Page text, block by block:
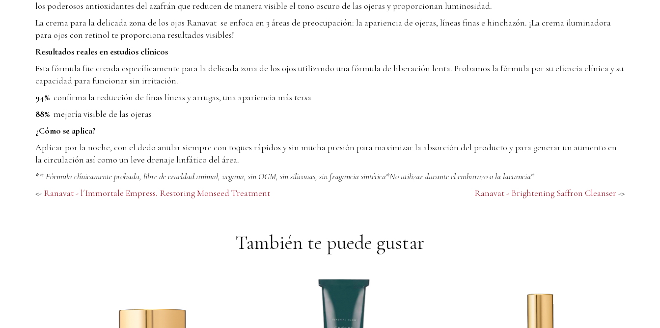
los poderosos antioxidantes del azafrán que reducen de manera visible el tono oscuro de las ojeras y proporcionan luminosidad.
La crema para la delicada zona de los ojos Ranavat se enfoca en 3 áreas de preocupación: la apariencia de ojeras, líneas finas e hinchazón. ¡La crema iluminadora
para ojos con retinol te proporciona resultados visibles!
Resultados reales en estudios clínicos
Esta fórmula fue creada específicamente para la delicada zona de los ojos utilizando una fórmula de liberación lenta. Probamos la fórmula por su eficacia clínica y su
capacidad para funcionar sin irritación.
94% confirma la reducción de finas líneas y arrugas, una apariencia más tersa
88% mejoría visible de las ojeras
¿Cómo se aplica?
Aplicar por la noche, con el dedo anular siempre con toques rápidos y sin mucha presión para maximizar la absorción del producto y para generar un aumento en
la circulación así como un leve drenaje linfático del área.
**Fórmula clínicamente probada, libre de crueldad animal, vegana, sin OGM, sin siliconas, sin fragancia sintética*No utilizar durante el embarazo o la lactancia*
<- Ranavat - l´Immortale Empress. Restoring Monseed Treatment Ranavat - Brightening Saffron Cleanser ->
También te puede gustar